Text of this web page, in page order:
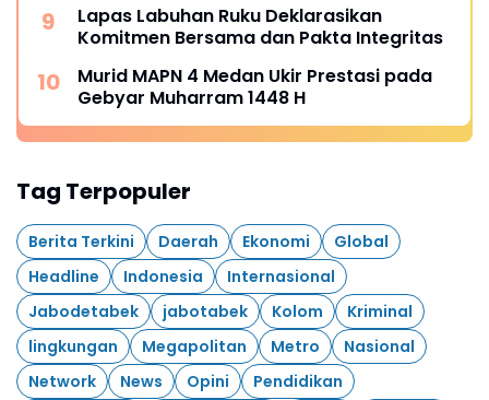
Lapas Labuhan Ruku Deklarasikan
Komitmen Bersama dan Pakta Integritas
Murid MAPN 4 Medan Ukir Prestasi pada
Gebyar Muharram 1448 H
Tag Terpopuler
Berita Terkini Daerah Ekonomi
Global
Headline
Indonesia
Internasional
Jabodetabek
jabotabek Kolom
Kriminal
lingkungan
Megapolitan Metro
Nasional
Network
News Opini
Pendidikan